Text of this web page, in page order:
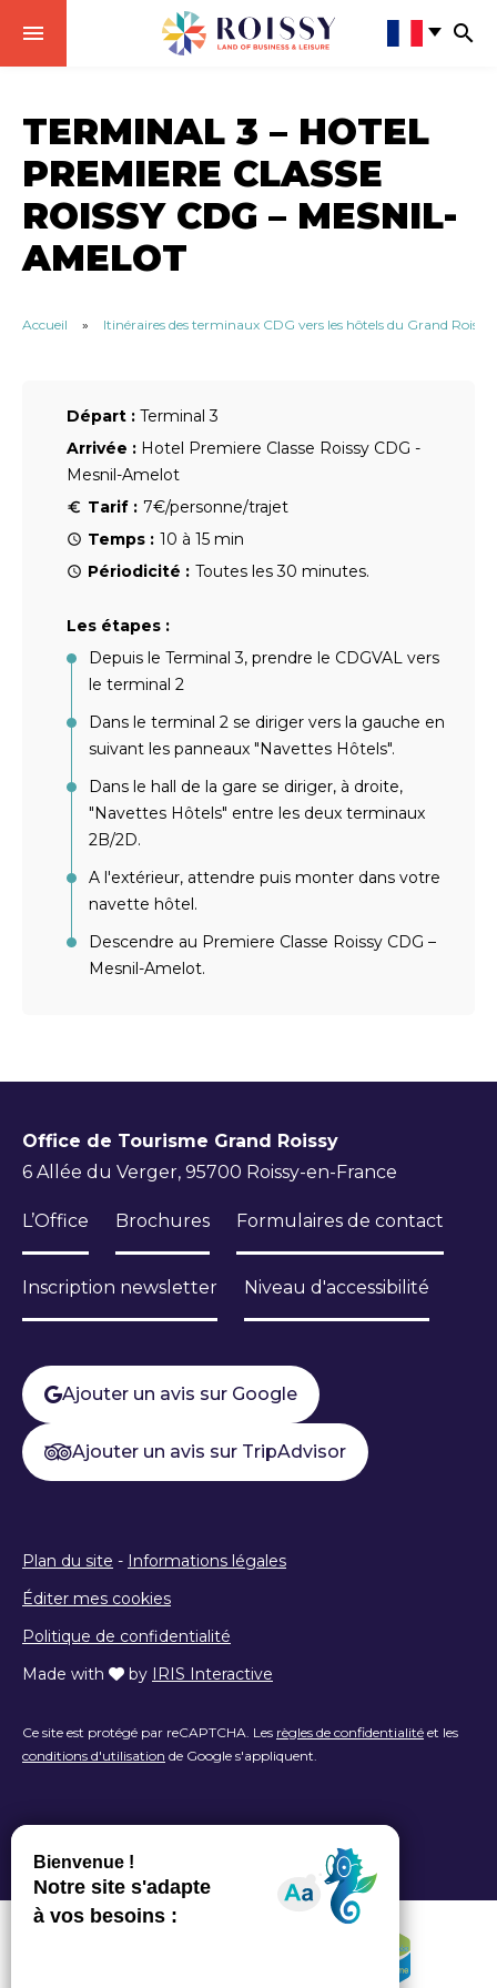
TERMINAL 3 – HOTEL
PREMIERE CLASSE
ROISSY CDG – MESNIL-
AMELOT
Accueil » Itinéraires des terminaux CDG vers les hôtels du Grand Roissy
Départ : Terminal 3
Arrivée : Hotel Premiere Classe Roissy CDG -
Mesnil-Amelot
Tarif : 7€/personne/trajet
Temps : 10 à 15 min
Périodicité : Toutes les 30 minutes.
Les étapes :
Depuis le Terminal 3, prendre le CDGVAL vers
le terminal 2
Dans le terminal 2 se diriger vers la gauche en
suivant les panneaux "Navettes Hôtels".
Dans le hall de la gare se diriger, à droite,
"Navettes Hôtels" entre les deux terminaux
2B/2D.
A l'extérieur, attendre puis monter dans votre
navette hôtel.
Descendre au Premiere Classe Roissy CDG –
Mesnil-Amelot.
Office de Tourisme Grand Roissy
6 Allée du Verger, 95700 Roissy-en-France
L’Office Brochures Formulaires de contact
Inscription newsletter Niveau d'accessibilité
Ajouter un avis sur Google
Ajouter un avis sur TripAdvisor
Plan du site - Informations légales
Éditer mes cookies
Politique de confidentialité
Made with
by IRIS Interactive
Ce site est protégé par reCAPTCHA. Les règles de confidentialité et les
conditions d'utilisation de Google s'appliquent.